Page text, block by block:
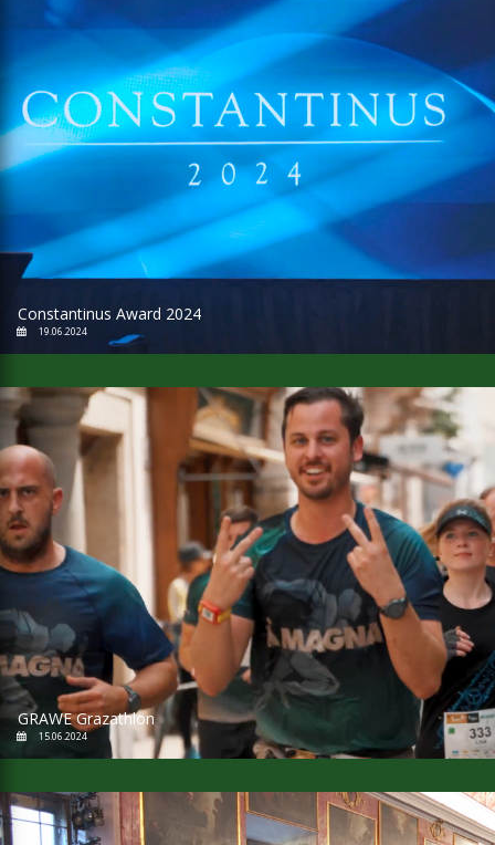
Constantinus Award 2024
19.06.2024
GRAWE Grazathlon
15.06.2024